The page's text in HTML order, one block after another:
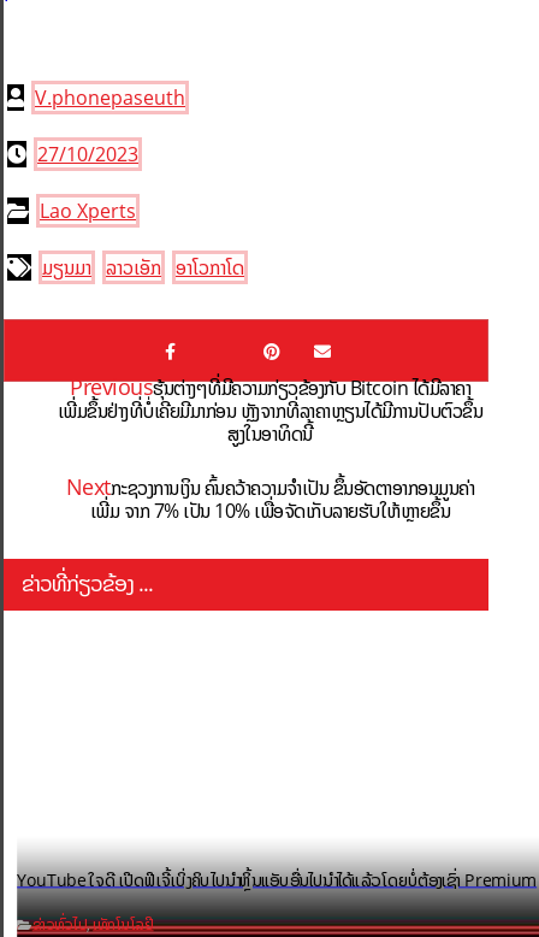
V.phonepaseuth
27/10/2023
Lao Xperts
ມຽນມາ ລາວເອັກ ອາໂວກາໂດ
Previousຮຸ້ນຕ່າງໆທີ່ມີຄວາມກ່ຽວຂ້ອງກັບ Bitcoin ໄດ້ມີລາຄາ
ເພີ່ມຂຶ້ນຢ່າງທີ່ບໍ່ເຄີຍມີມາກ່ອນ ຫຼັງຈາກທີ່ລາຄາຫຼຽນໄດ້ມີການປັບຕົວຂຶ້ນ
ສູງໃນອາທິດນີ້
Nextກະຊວງການເງິນ ຄົ້ນຄວ້າຄວາມຈຳເປັນ ຂຶ້ນອັດຕາອາກອນມູນຄ່າ
ເພີ່ມ ຈາກ 7% ເປັນ 10% ເພື່ອຈັດເກັບລາຍຮັບໃຫ້ຫຼາຍຂຶ້ນ
ຂ່າວທີ່ກ່ຽວຂ້ອງ ...
YouTube ໃຈດີ ເປີດຟີເຈີ້ເບິ່ງຄິບໄປນຳຫຼິ້ນແອັບອື່ນໄປນຳໄດ້ແລ້ວ ໂດຍບໍ່ຕ້ອງເຊົ່າ Premium
ຂ່າວທົ່ວໄປ,ເທັກໂນໂລຢີ